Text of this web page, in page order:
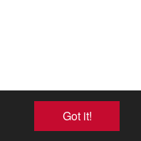
Got it!
WEBX CMS